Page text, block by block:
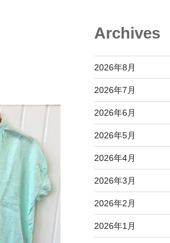
Archives
2026年8月
2026年7月
2026年6月
2026年5月
2026年4月
2026年3月
2026年2月
2026年1月